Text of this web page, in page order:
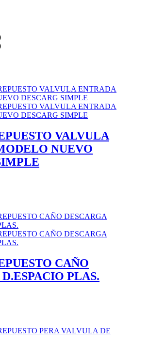
VALVULA
NUEVO
CAÑO
PLAS.